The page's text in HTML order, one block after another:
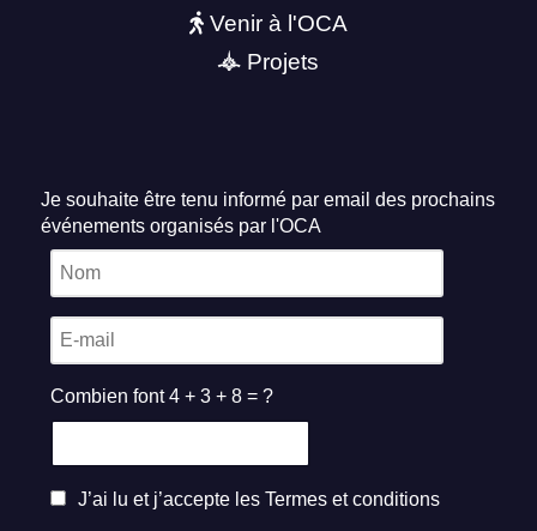
Venir à l'OCA
Projets
Je souhaite être tenu informé par email des prochains
événements organisés par l'OCA
Combien font 4 + 3 + 8 = ?
J’ai lu et j’accepte les Termes et conditions